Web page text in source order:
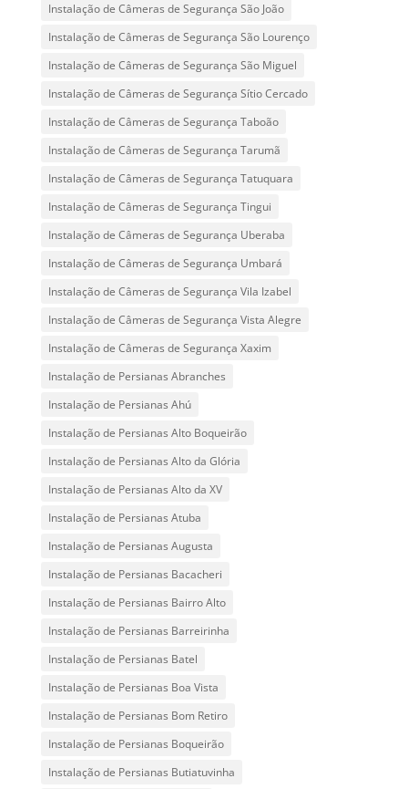
Instalação de Câmeras de Segurança São João
Instalação de Câmeras de Segurança São Lourenço
Instalação de Câmeras de Segurança São Miguel
Instalação de Câmeras de Segurança Sítio Cercado
Instalação de Câmeras de Segurança Taboão
Instalação de Câmeras de Segurança Tarumã
Instalação de Câmeras de Segurança Tatuquara
Instalação de Câmeras de Segurança Tingui
Instalação de Câmeras de Segurança Uberaba
Instalação de Câmeras de Segurança Umbará
Instalação de Câmeras de Segurança Vila Izabel
Instalação de Câmeras de Segurança Vista Alegre
Instalação de Câmeras de Segurança Xaxim
Instalação de Persianas Abranches
Instalação de Persianas Ahú
Instalação de Persianas Alto Boqueirão
Instalação de Persianas Alto da Glória
Instalação de Persianas Alto da XV
Instalação de Persianas Atuba
Instalação de Persianas Augusta
Instalação de Persianas Bacacheri
Instalação de Persianas Bairro Alto
Instalação de Persianas Barreirinha
Instalação de Persianas Batel
Instalação de Persianas Boa Vista
Instalação de Persianas Bom Retiro
Instalação de Persianas Boqueirão
Instalação de Persianas Butiatuvinha